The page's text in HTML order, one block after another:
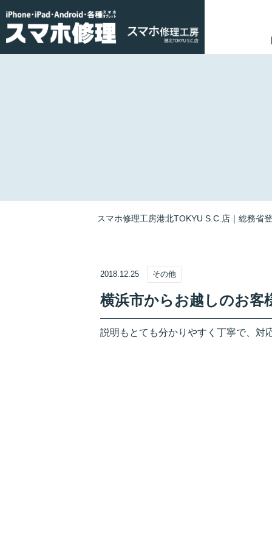
スマホ修理工房港北TOKYU S.C.店｜総務省
2018.12.25 その他
横浜市からお越しのお客
説明もとても分かりやすく丁寧で、対